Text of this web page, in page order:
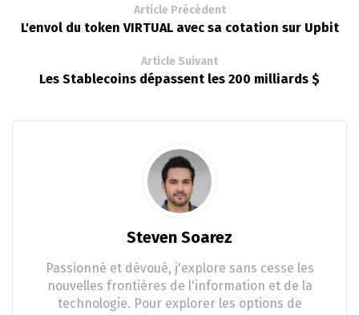
Article Précédent
L'envol du token VIRTUAL avec sa cotation sur Upbit
Article Suivant
Les Stablecoins dépassent les 200 milliards $
Steven Soarez
Passionné et dévoué, j'explore sans cesse les
nouvelles frontières de l'information et de la
technologie. Pour explorer les options de